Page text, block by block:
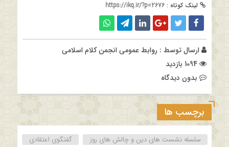
لینک کوتاه : https://ikq.ir/?p=2676
ارسال توسط : روابط عمومی انجمن کلام اسلامی
بدون دیدگاه
برچسب ها
سلسله نشست های دین و چالش های روز گفتگوی اعتقادی